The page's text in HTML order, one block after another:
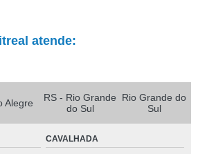
atende:
Alegre
RS - Rio Grande
do Sul
Rio Grande do
Sul
CAVALHADA